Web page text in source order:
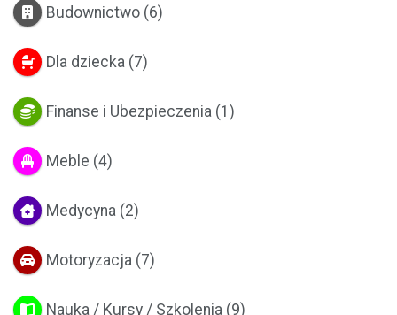
Budownictwo (6)
Dla dziecka (7)
Finanse i Ubezpieczenia (1)
Meble (4)
Medycyna (2)
Motoryzacja (7)
Nauka / Kursy / Szkolenia (9)